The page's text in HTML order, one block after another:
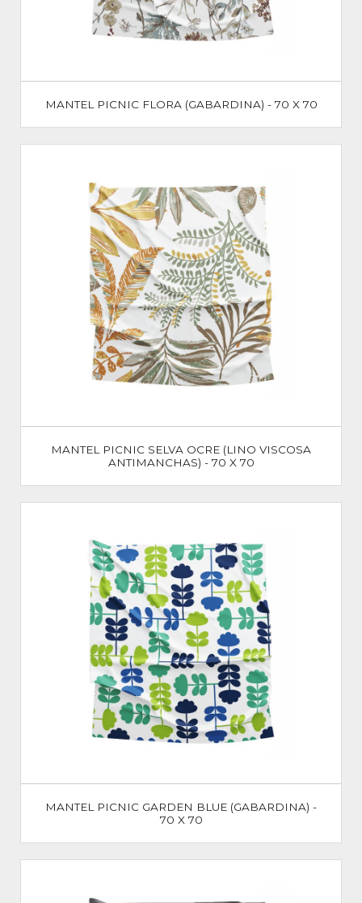
MANTEL PICNIC FLORA (GABARDINA) - 70 X 70
MANTEL PICNIC SELVA OCRE (LINO VISCOSA
ANTIMANCHAS) - 70 X 70
MANTEL PICNIC GARDEN BLUE (GABARDINA) -
70 X 70